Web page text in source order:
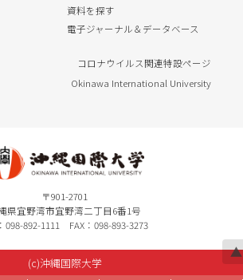
▲
資料を探す
電子ジャーナル＆データベース
コロナウイルス関連特設ページ
Okinawa International University
〒901-2701
県宜野湾市宜野湾二丁目6番1号
098-892-1111 FAX：098-893-3273
(c)沖縄国際大学